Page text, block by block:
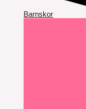
Barnskor